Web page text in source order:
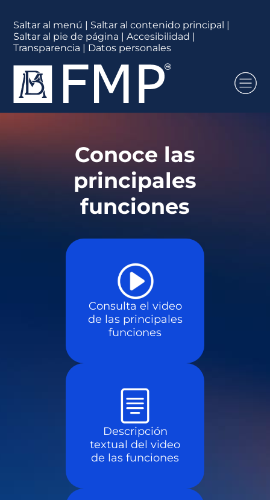
Saltar al menú | Saltar al contenido principal |
Saltar al pie de página |Accesibilidad |
Transparencia | Datos personales
Conoce las
principales
funciones
Consulta el video
de las principales
funciones
Descripción
textual del video
de las funciones